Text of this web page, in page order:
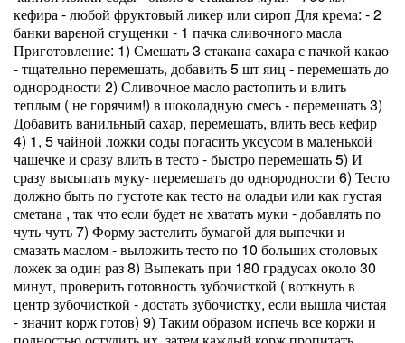
кефира - любой фруктовый ликер или сироп Для крема: - 2
банки вареной сгущенки - 1 пачка сливочного масла
Приготовление: 1) Смешать 3 стакана сахара с пачкой какао
- тщательно перемешать, добавить 5 шт яиц - перемешать до
однородности 2) Сливочное масло растопить и влить
теплым ( не горячим!) в шоколадную смесь - перемешать 3)
Добавить ванильный сахар, перемешать, влить весь кефир
4) 1, 5 чайной ложки соды погасить уксусом в маленькой
чашечке и сразу влить в тесто - быстро перемешать 5) И
сразу высыпать муку- перемешать до однородности 6) Тесто
должно быть по густоте как тесто на оладьи или как густая
сметана , так что если будет не хватать муки - добавлять по
чуть-чуть 7) Форму застелить бумагой для выпечки и
смазать маслом - выложить тесто по 10 больших столовых
ложек за один раз 8) Выпекать при 180 градусах около 30
минут, проверить готовность зубочисткой ( воткнуть в
центр зубочисткой - достать зубочистку, если вышла чистая
- значит корж готов) 9) Таким образом испечь все коржи и